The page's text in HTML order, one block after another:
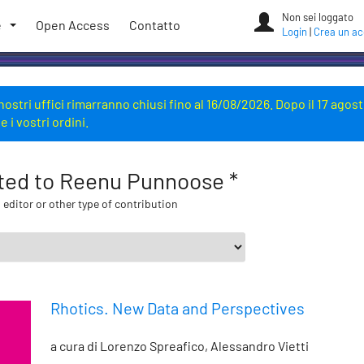
Open Access Contatto
Non sei loggato
Login
Crea un
uffici rimarranno chiusi fino al 16/08/2026. Dopo il 17
i vostri ordini.
to Reenu Punnoose *
or other type of contribution
Rhotics. New Data and Perspectives
a cura di Lorenzo Spreafico, Alessandro Vietti